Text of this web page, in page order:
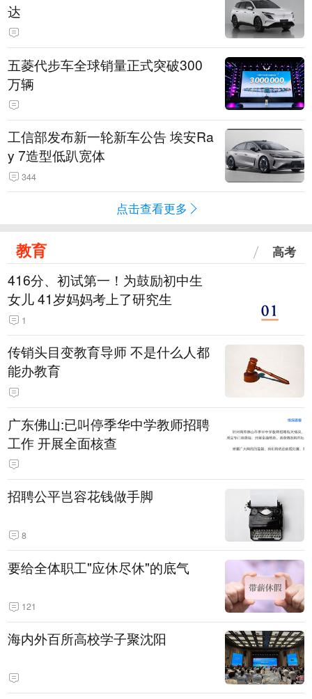
达
五菱代步车全球销量正式突破300
万辆
工信部发布新一轮新车公告 埃安Ra
y 7造型低趴宽体
344
点击查看更多
教育 高考
416分、初试第一！为鼓励初中生
女儿 41岁妈妈考上了研究生
1
传销头目变教育导师 不是什么人都
能办教育
广东佛山:已叫停季华中学教师招聘
工作 开展全面核查
招聘公平岂容花钱做手脚
8
要给全体职工"应休尽休"的底气
121
海内外百所高校学子聚沈阳